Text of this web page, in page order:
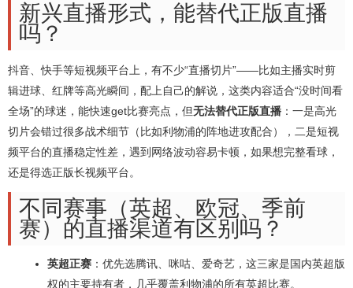
新兴直播形式，能替代正版直播
吗？
抖音、快手等短视频平台上，有不少“直播切片”——比如主播实时剪
辑进球、红牌等高光瞬间，配上自己的解说，这类内容适合“没时间看
全场”的球迷，能快速get比赛亮点，但无法替代正版直播 ：一是高光
切片会错过很多战术细节（比如利物浦的阵地进攻配合），二是短视
频平台的直播稳定性差，遇到网络波动容易卡顿，如果想完整看球，
还是得选正版长视频平台。
不同赛事（英超、欧冠、季前
赛）的直播渠道有区别吗？
英超正赛 ：优先选腾讯、咪咕、爱奇艺，这三家是国内英超版
权的主要持有者，几乎覆盖利物浦的所有英超比赛。